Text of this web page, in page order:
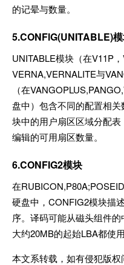
的记晕与数量。
5.CONFlG(UNITABLE)
UNITABLE模块（在V11P
VERNA,VERNALITE与
（在
盘中）包含不同的配置相
块中的用户扇区区域分配
编辑的可用扇区数量。
6.CONFIG2模块
在
硬盘中，CONFIG2模块描
序。译码可能从磁头组件
大约20MB的起始LBA都使用
本文系转载，如有侵犯版权